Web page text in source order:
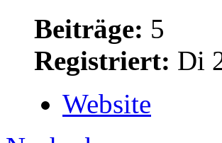
Beiträge: 5
Registriert: Di
Website